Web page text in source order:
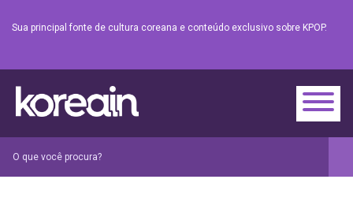
Sua principal fonte de cultura coreana e conteúdo exclusivo sobre KPOP.